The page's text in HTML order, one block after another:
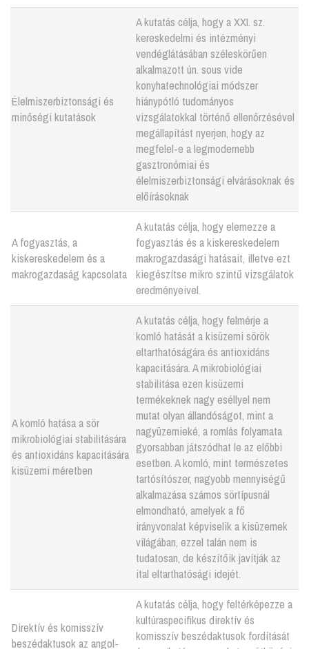
Élelmiszerbiztonsági és
minőségi kutatások
A kutatás célja, hogy a XXI. sz.
kereskedelmi és intézményi
vendéglátásában széleskörűen
alkalmazott ún. sous vide
konyhatechnológiai módszer
hiánypótló tudományos
vizsgálatokkal történő ellenőrzésével
megállapítást nyerjen, hogy az
megfelel-e a legmodernebb
gasztronómiai és
élelmiszerbiztonsági elvárásoknak és
előírásoknak
A fogyasztás, a
kiskereskedelem és a
makrogazdaság kapcsolata
A kutatás célja, hogy elemezze a
fogyasztás és a kiskereskedelem
makrogazdasági hatásait, illetve ezt
kiegészítse mikro szintű vizsgálatok
eredményeivel.
A komló hatása a sör
mikrobiológiai stabilitására
és antioxidáns kapacitására
kisüzemi méretben
A kutatás célja, hogy felmérje a
komló hatását a kisüzemi sörök
eltarthatóságára és antioxidáns
kapacitására. A mikrobiológiai
stabilitása ezen kisüzemi
termékeknek nagy eséllyel nem
mutat olyan állandóságot, mint a
nagyüzemieké, a romlás folyamata
gyorsabban játszódhat le az előbbi
esetben. A komló, mint természetes
tartósítószer, nagyobb mennyiségű
alkalmazása számos sörtípusnál
elmondható, amelyek a fő
irányvonalat képviselik a kisüzemek
világában, ezzel talán nem is
tudatosan, de készítőik javítják az
ital eltarthatósági idejét.
Direktív és komisszív
beszédaktusok az angol-
A kutatás célja, hogy feltérképezze a
kultúraspecifikus direktív és
komisszív beszédaktusok fordítását